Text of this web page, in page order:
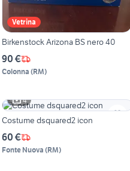
Vetrina
Birkenstock Arizona BS nero 40
90 €
Colonna (RM)
4
Costume dsquared2 icon
60 €
Fonte Nuova (RM)